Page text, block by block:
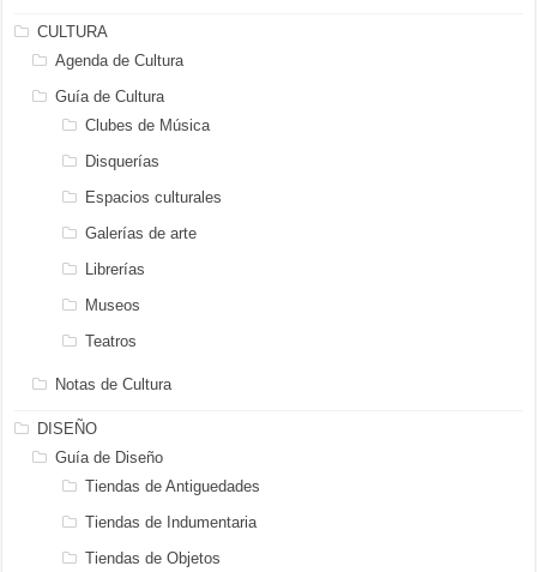
CULTURA
Agenda de Cultura
Guía de Cultura
Clubes de Música
Disquerías
Espacios culturales
Galerías de arte
Librerías
Museos
Teatros
Notas de Cultura
DISEÑO
Guía de Diseño
Tiendas de Antiguedades
Tiendas de Indumentaria
Tiendas de Objetos